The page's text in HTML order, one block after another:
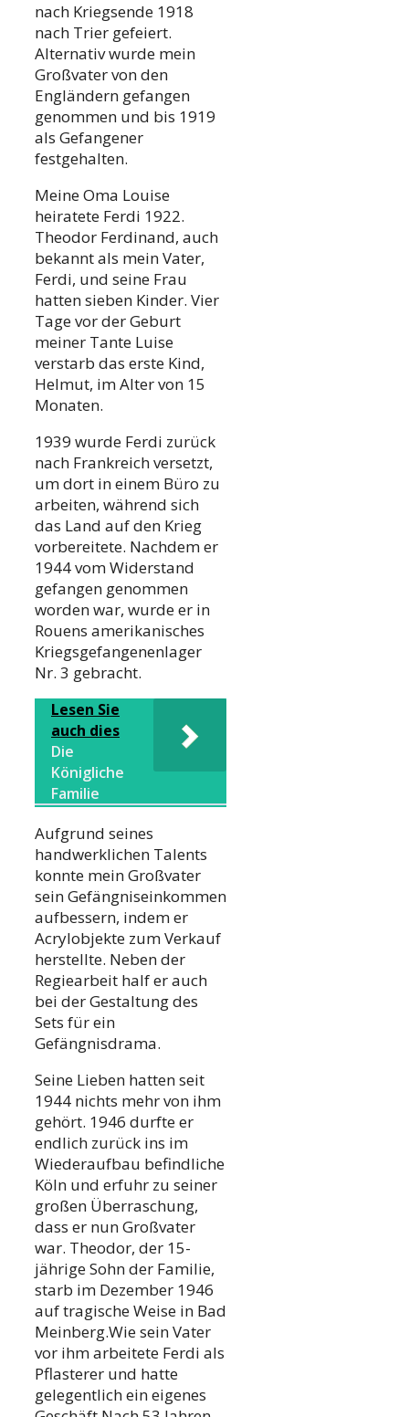
nach Kriegsende 1918
nach Trier gefeiert.
Alternativ wurde mein
Großvater von den
Engländern gefangen
genommen und bis 1919
als Gefangener
festgehalten.
Meine Oma Louise
heiratete Ferdi 1922.
Theodor Ferdinand, auch
bekannt als mein Vater,
Ferdi, und seine Frau
hatten sieben Kinder. Vier
Tage vor der Geburt
meiner Tante Luise
verstarb das erste Kind,
Helmut, im Alter von 15
Monaten.
1939 wurde Ferdi zurück
nach Frankreich versetzt,
um dort in einem Büro zu
arbeiten, während sich
das Land auf den Krieg
vorbereitete. Nachdem er
1944 vom Widerstand
gefangen genommen
worden war, wurde er in
Rouens amerikanisches
Kriegsgefangenenlager
Nr. 3 gebracht.
Lesen Sie
auch dies
Die
Königliche
Familie
Aufgrund seines
handwerklichen Talents
konnte mein Großvater
sein Gefängniseinkommen
aufbessern, indem er
Acrylobjekte zum Verkauf
herstellte. Neben der
Regiearbeit half er auch
bei der Gestaltung des
Sets für ein
Gefängnisdrama.
Seine Lieben hatten seit
1944 nichts mehr von ihm
gehört. 1946 durfte er
endlich zurück ins im
Wiederaufbau befindliche
Köln und erfuhr zu seiner
großen Überraschung,
dass er nun Großvater
war. Theodor, der 15-
jährige Sohn der Familie,
starb im Dezember 1946
auf tragische Weise in Bad
Meinberg.Wie sein Vater
vor ihm arbeitete Ferdi als
Pflasterer und hatte
gelegentlich ein eigenes